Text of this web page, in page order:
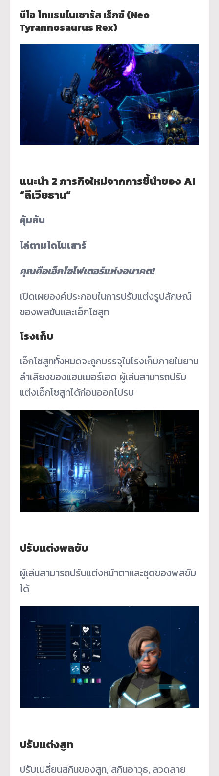
นีโอ ไทแรนโนเซารัส เร็กซ์ (Neo
Tyrannosaurus Rex)
แนะนำ 2 ภารกิจใหม่จากการชี้นำของ AI
“ลีเวียธาน”
คุ้มกัน
ไล่ตามไดโนเสาร์
คุณคือเอ็กโซไฟเตอร์แห่งอนาคต!
เปิดเผยองค์ประกอบในการปรับแต่งรูปลักษณ์
ของพลขับและเอ็กโซสูท
โรงเก็บ
เอ็กโซสูททั้งหมดจะถูกบรรจุในโรงเก็บภายในยาน
ลำเลียงของแฮมเมอร์เฮด ผู้เล่นสามารถปรับ
แต่งเอ็กโซสูทได้ก่อนออกไปรบ
ปรับแต่งพลขับ
ผู้เล่นสามารถปรับแต่งหน้าตาและชุดของพลขับ
ได้
ปรับแต่งสูท
ปรับเปลี่ยนสกินของสูท, สกินอาวุธ, ลวดลาย